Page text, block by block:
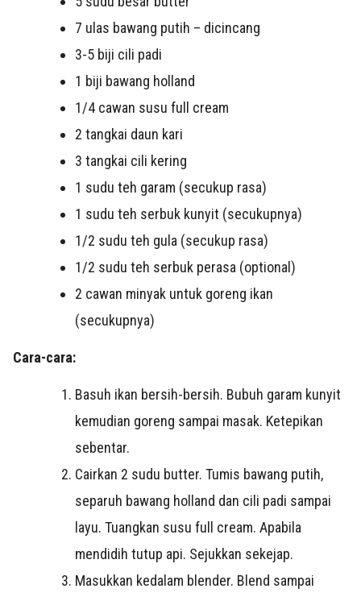
7 ulas bawang putih – dicincang
3-5biji cili padi
1 biji bawang holland
1/4 cawan susu full cream
2 tangkai daun kari
3 tangkai cili kering
1 sudu teh garam (secukup rasa)
1 sudu teh serbuk kunyit (secukupnya)
1/2 sudu teh gula (secukup rasa)
1/2 sudu teh serbuk perasa (optional)
2 cawan minyak untuk goreng ikan
(secukupnya)
Cara-cara:
Basuh ikan bersih-bersih. Bubuh garam kunyit
kemudian goreng sampai masak. Ketepikan
sebentar.
Cairkan 2 sudu butter. Tumis bawang putih,
separuh bawang holland dan cili padi sampai
layu. Tuangkan susu full cream. Apabila
mendidih tutup api. Sejukkan sekejap.
Masukkan kedalam blender. Blend sampai